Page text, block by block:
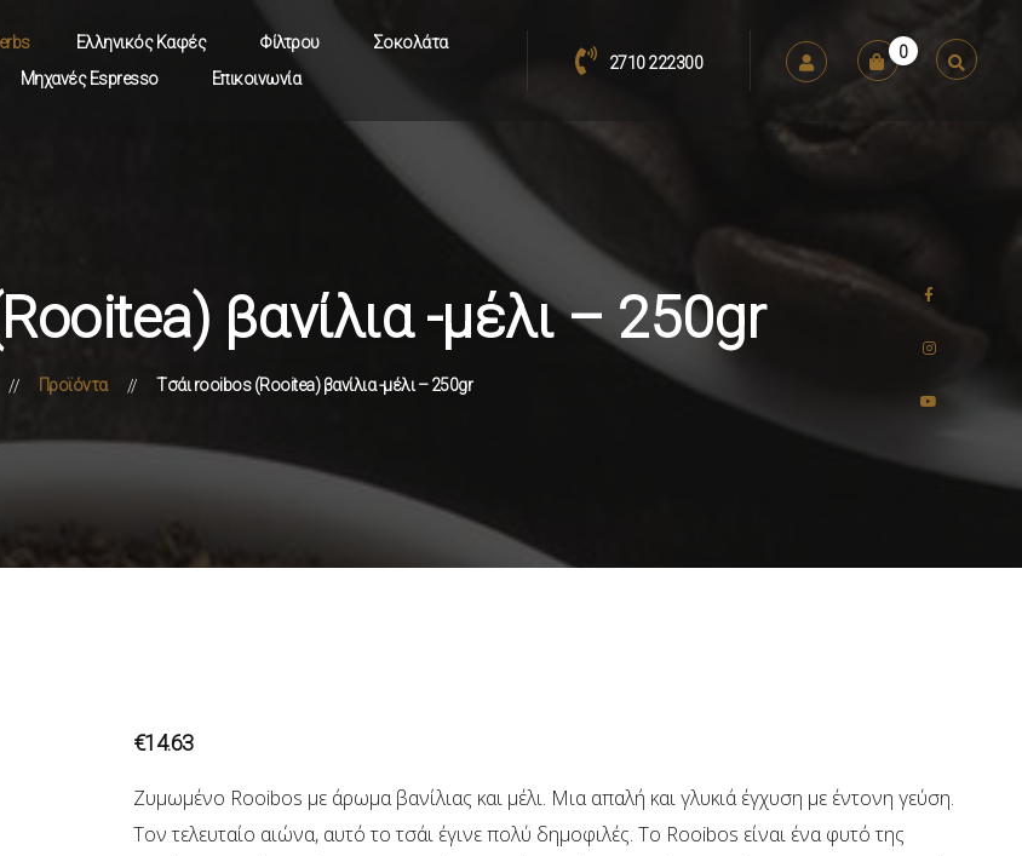
Ελληνικός Καφές Φίλτρου
Σοκολάτα
Μηχανές Espresso Επικοινωνία
2710 222300
0
βανίλια -μέλι – 250gr
Προϊόντα Tσάι rooibos (Rooitea) βανίλια -μέλι – 250gr
€14.63
Ζυμωμένο Rooibos με άρωμα βανίλιας και μέλι. Μια απαλή και γλυκιά έγχυση με έντονη γεύση.
Τον τελευταίο αιώνα, αυτό το τσάι έγινε πολύ δημοφιλές. Το Rooibos είναι ένα φυτό της